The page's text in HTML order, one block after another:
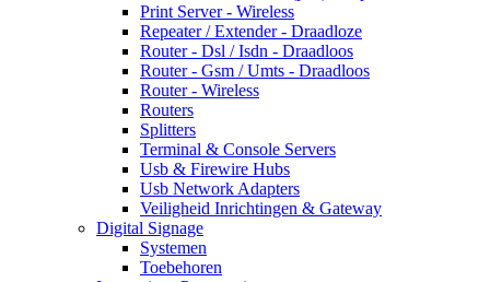
Print Server - Wireless
Repeater / Extender - Draadloze
Router - Dsl / Isdn - Draadloos
Router - Gsm / Umts - Draadloos
Router - Wireless
Routers
Splitters
Terminal & Console Servers
Usb & Firewire Hubs
Usb Network Adapters
Veiligheid Inrichtingen & Gateway
Digital Signage
Systemen
Toebehoren